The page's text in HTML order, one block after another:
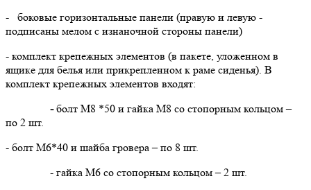
- боковые горизонтальные панели (правую и левую -
подписаны мелом с изнаночной стороны панели)
- комплект крепежных элементов (в пакете, уложенном в
ящике для белья или прикрепленном к раме сиденья). В
комплект крепежных элементов входят:
-болт М8 *50 и гайка М8 со стопорным кольцом –
по 2 шт.
- болт М6*40 и шайба гровера – по 8 шт.
- гайка М6 со стопорным кольцом – 2 шт.